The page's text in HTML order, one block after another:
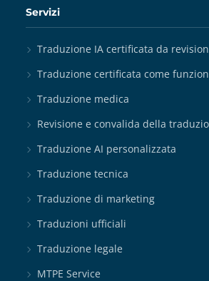
Servizi
Traduzione IA certificata da
Traduzione certificata come
Traduzione medica
Revisione e convalida della
Traduzione AI personalizzata
Traduzione tecnica
Traduzione di marketing
Traduzioni ufficiali
Traduzione legale
MTPE Service